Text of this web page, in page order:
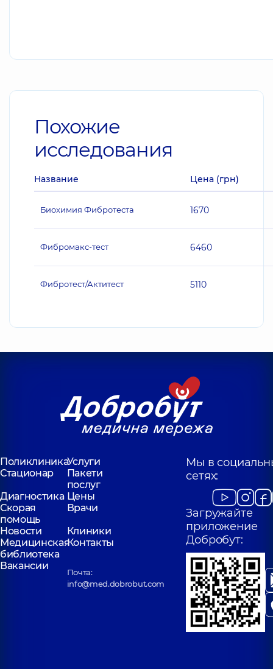
Похожие
исследования
Название Цена (грн)
Биохимия Фибротеста 1670
Фибромакс-тест 6460
Фибротест/Актитест 5110
ПоликлиникаУслуги
Стационар
Пакети
послуг
Диагностика Цены
Скорая
помощь
Врачи
Новости
Клиники
Медицинская
библиотека
Контакты
Вакансии
Почта:
info@med.dobrobut.com
Мы в
сетях:
Загружайте
приложение
Добробут: